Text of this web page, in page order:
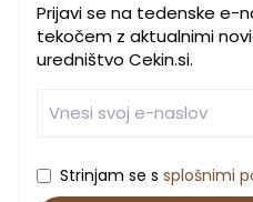
Prijavi se na tedenske e-
tekočem z aktualnimi
uredništvo Cekin.si.
Strinjam se s splošnimi